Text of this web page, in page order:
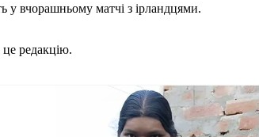
у вчорашньому матчі з ірландцями.
редакцію.